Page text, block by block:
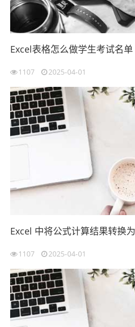
Excel表格怎么做学生考试名单
1107 2025-04-01
Excel 中将公式计算结果转换
1107 2025-04-01